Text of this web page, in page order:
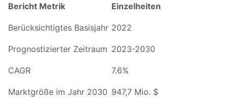
Bericht Metrik Einzelheiten
Berücksichtigtes Basisjahr 2022
Prognostizierter Zeitraum 2023-2030
CAGR 7.6%
Marktgröße im Jahr 2030 947,7 Mio. $